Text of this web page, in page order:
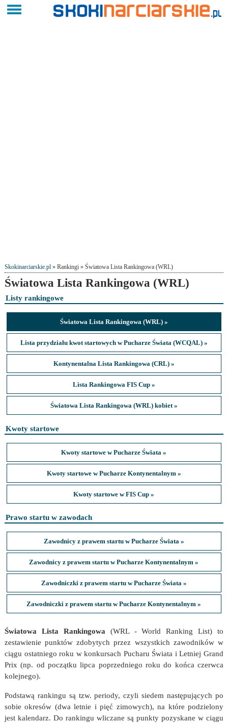
Skokinarciarskie.pl» Rankingi » Światowa Lista Rankingowa (WRL)
Światowa Lista Rankingowa (WRL)
Listy rankingowe
Światowa Lista Rankingowa (WRL) »
Lista przydziału kwot startowych w Pucharze Świata (WCQAL) »
Kontynentalna Lista Rankingowa (CRL) »
Lista Rankingowa FIS Cup »
Światowa Lista Rankingowa (WRL) kobiet »
Kwoty startowe
Kwoty startowe w Pucharze Świata »
Kwoty startowe w Pucharze Kontynentalnym »
Kwoty startowe w FIS Cup »
Prawo startu w zawodach
Zawodnicy z prawem startu w Pucharze Świata »
Zawodnicy z prawem startu w Pucharze Kontynentalnym »
Zawodniczki z prawem startu w Pucharze Świata »
Zawodniczki z prawem startu w Pucharze Kontynentalnym »
Światowa Lista Rankingowa (WRL - World Ranking List) to
zestawienie punktów zdobytych przez wszystkich zawodników w
ciągu ostatniego roku w konkursach Pucharu Świata i Letniej Grand
Prix (np. od początku lipca poprzedniego roku do końca czerwca
kolejnego).
Podstawą rankingu są tzw. periody, czyli siedem następujących po
sobie okresów (dwa letnie i pięć zimowych), na które podzielony
jest kalendarz. Do rankingu wliczane są punkty pozyskane w ciągu